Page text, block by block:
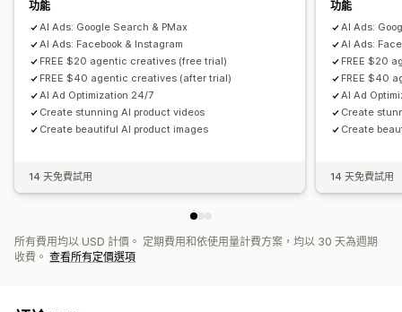
功能
AI Ads: Google Search & PMax
AI Ads: Facebook & Instagram
FREE $20 agentic creatives (free trial)
FREE $40 agentic creatives (after trial)
AI Ad Optimization 24/7
Create stunning AI product videos
Create beautiful AI product images
14 天免費試用
功能
AI Ads:
AI Ads:
FREE $20
FREE $40
AI Ad
Create
Create
14 天免費試用
所有費用均以 USD 計價。 定期費用和依使用量計費方案，均以 30 天為週期
收費。 查看所有定價選項